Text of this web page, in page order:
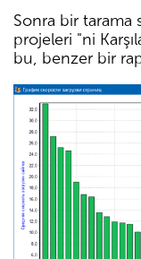
Sonra bir tarama
projeleri "ni
bu, benzer bir